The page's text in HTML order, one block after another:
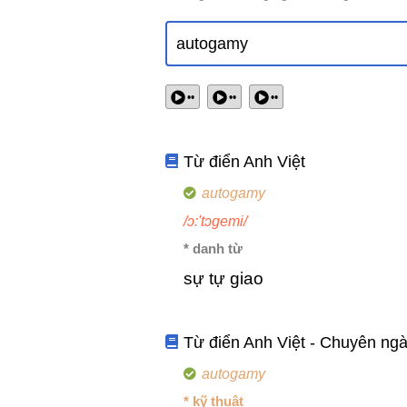
•• •• ••
Từ điển Anh Việt
autogamy
/ɔ:'tɔgemi/
* danh từ
sự tự giao
Từ điển Anh Việt - Chuyên
autogamy
* kỹ thuật